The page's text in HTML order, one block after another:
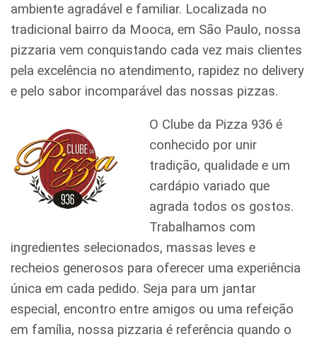
ambiente agradável e familiar. Localizada no
tradicional bairro da Mooca, em São Paulo, nossa
pizzaria vem conquistando cada vez mais clientes
pela excelência no atendimento, rapidez no delivery
e pelo sabor incomparável das nossas pizzas.
O Clube da Pizza 936 é
conhecido por unir
tradição, qualidade e um
cardápio variado que
agrada todos os gostos.
Trabalhamos com
ingredientes selecionados, massas leves e
recheios generosos para oferecer uma experiência
única em cada pedido. Seja para um jantar
especial, encontro entre amigos ou uma refeição
em família, nossa pizzaria é referência quando o